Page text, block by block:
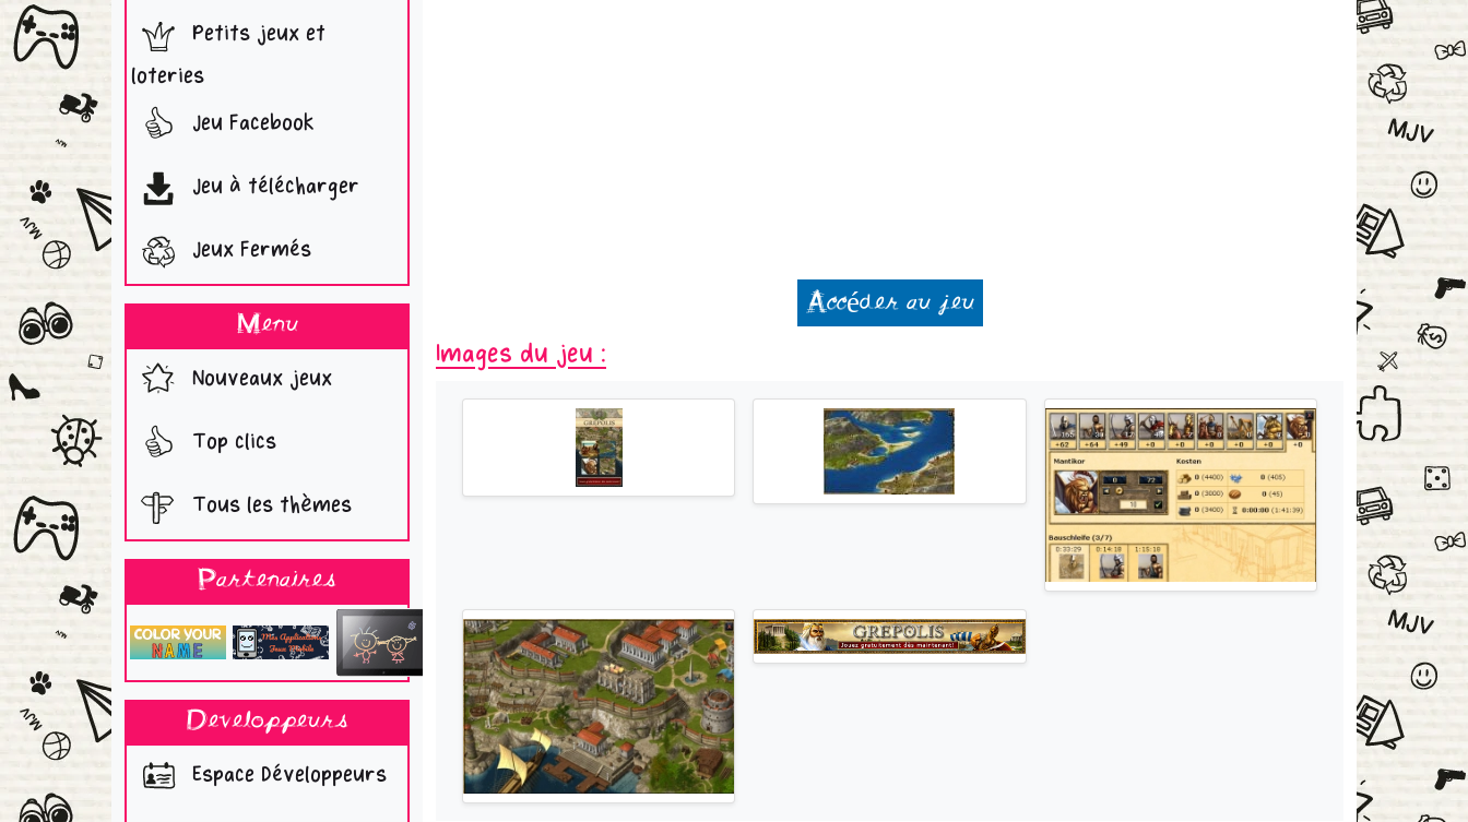
Petits jeux et
loteries
Jeu Facebook
Jeu à télécharger
Jeux Fermés
Menu
Nouveaux jeux
Top clics
Tous les thèmes
Partenaires
Developpeurs
Espace Développeurs
Accéder au jeu
Images du jeu :